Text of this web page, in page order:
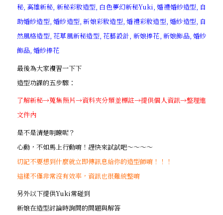
最後為大家複習一下下
造型功課的五步驟：
了解新秘→蒐集照片→資料夾分類並標註→提供個人資訊→整理進
文件內
是不是清楚明瞭呢？
心動，不如馬上行動唷！趕快來試試吧～～～～
切記不要想到什麼就立即傳訊息給你的造型師唷！！！
這樣不僅非常沒有效率，資訊也很難統整唷
另外以下提供Yuki常碰到
新娘在造型討論時詢問的問題與解答